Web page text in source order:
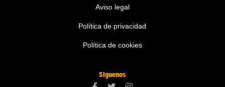
Aviso legal
Política de privacidad
Política de cookies
Síguenos